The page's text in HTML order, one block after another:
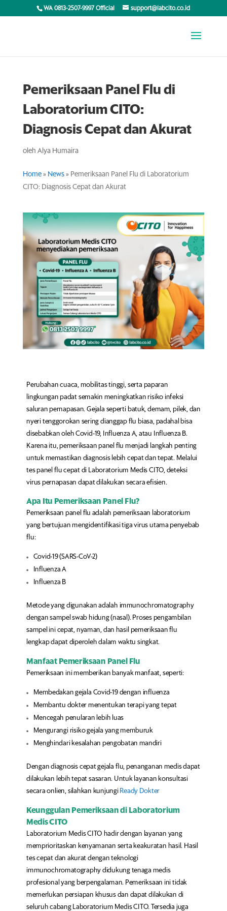
WA 0813-2507-9997 Official support@labcito.co.id
Pemeriksaan Panel Flu di
Laboratorium CITO:
Diagnosis Cepat dan Akurat
oleh Alya Humaira
Home» News» Pemeriksaan Panel Flu di Laboratorium
CITO: Diagnosis Cepat dan Akurat
Perubahan cuaca, mobilitas tinggi, serta paparan
lingkungan padat semakin meningkatkan risiko infeksi
saluran pernapasan. Gejala seperti batuk, demam, pilek, dan
nyeri tenggorokan sering dianggap flu biasa, padahal bisa
disebabkan oleh Covid-19, Influenza A, atau Influenza B.
Karena itu, pemeriksaan panel flu menjadi langkah penting
untuk memastikan diagnosis lebih cepat dan tepat. Melalui
tes panel flu cepat di Laboratorium Medis CITO, deteksi
virus pernapasan dapat dilakukan secara efisien.
Apa Itu Pemeriksaan Panel Flu?
Pemeriksaan panel flu adalah pemeriksaan laboratorium
yang bertujuan mengidentifikasi tiga virus utama penyebab
flu:
Covid-19 (SARS-CoV-2)
Influenza A
Influenza B
Metode yang digunakan adalah immunochromatography
dengan sampel swab hidung (nasal). Proses pengambilan
sampel ini cepat, nyaman, dan hasil pemeriksaan flu
lengkap dapat diperoleh dalam waktu singkat.
Manfaat Pemeriksaan Panel Flu
Pemeriksaan ini memberikan banyak manfaat, seperti:
Membedakan gejala Covid-19 dengan influenza
Membantu dokter menentukan terapi yang tepat
Mencegah penularan lebih luas
Mengurangi risiko gejala yang memburuk
Menghindari kesalahan pengobatan mandiri
Dengan diagnosis cepat gejala flu, penanganan medis dapat
dilakukan lebih tepat sasaran. Untuk layanan konsultasi
secara onlien, silahkan kunjungi Ready Dokter
Keunggulan Pemeriksaan di Laboratorium
Medis CITO
Laboratorium Medis CITO hadir dengan layanan yang
memprioritaskan kenyamanan serta keakuratan hasil. Hasil
tes cepat dan akurat dengan teknologi
immunochromatography didukung tenaga medis
profesional yang berpengalaman. Pemeriksaan ini tidak
memerlukan persiapan khusus dan dapat dilakukan di
seluruh cabang Laboratorium Medis CITO. Tersedia juga